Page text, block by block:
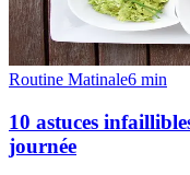
Routine Matinale6 min
10 astuces
journée